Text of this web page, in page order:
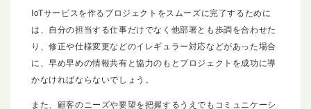
IoTサービスを作るプロジェクトをスムーズに完了するために
は、自分の担当する仕事だけでなく他部署とも歩調を合わせた
り、修正や仕様変更などのイレギュラー対応などがあった場合
に、早め早めの情報共有と協力のもとプロジェクトを成功に導
かなければならないでしょう。
また、顧客のニーズや要望を把握するうえでもコミュニケーシ